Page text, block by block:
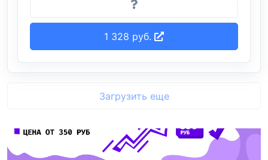
1 328 руб.
Загрузить еще